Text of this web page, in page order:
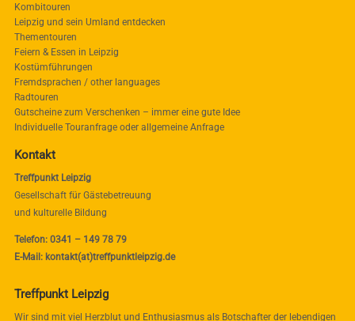
Kombitouren
Leipzig und sein Umland entdecken
Thementouren
Feiern & Essen in Leipzig
Kostümführungen
Fremdsprachen / other languages
Radtouren
Gutscheine zum Verschenken – immer eine gute Idee
Individuelle Touranfrage oder allgemeine Anfrage
Kontakt
Treffpunkt Leipzig
Gesellschaft für Gästebetreuung
und kulturelle Bildung
Telefon: 0341 – 149 78 79
E-Mail: kontakt(at)treffpunktleipzig.de
Treffpunkt Leipzig
Wir sind mit viel Herzblut und Enthusiasmus als Botschafter der lebendigen